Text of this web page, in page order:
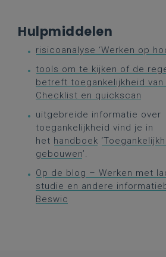
Hulpmiddelen
risicoanalyse ‘Werken op
tools om te kijken of de
betreft toegankelijkheid
Checklist en quickscan
uitgebreide informatie over
toegankelijkheid vind je in
het handboek
gebouwen’.
Op de blog – Werken met
studie en andere
Beswic